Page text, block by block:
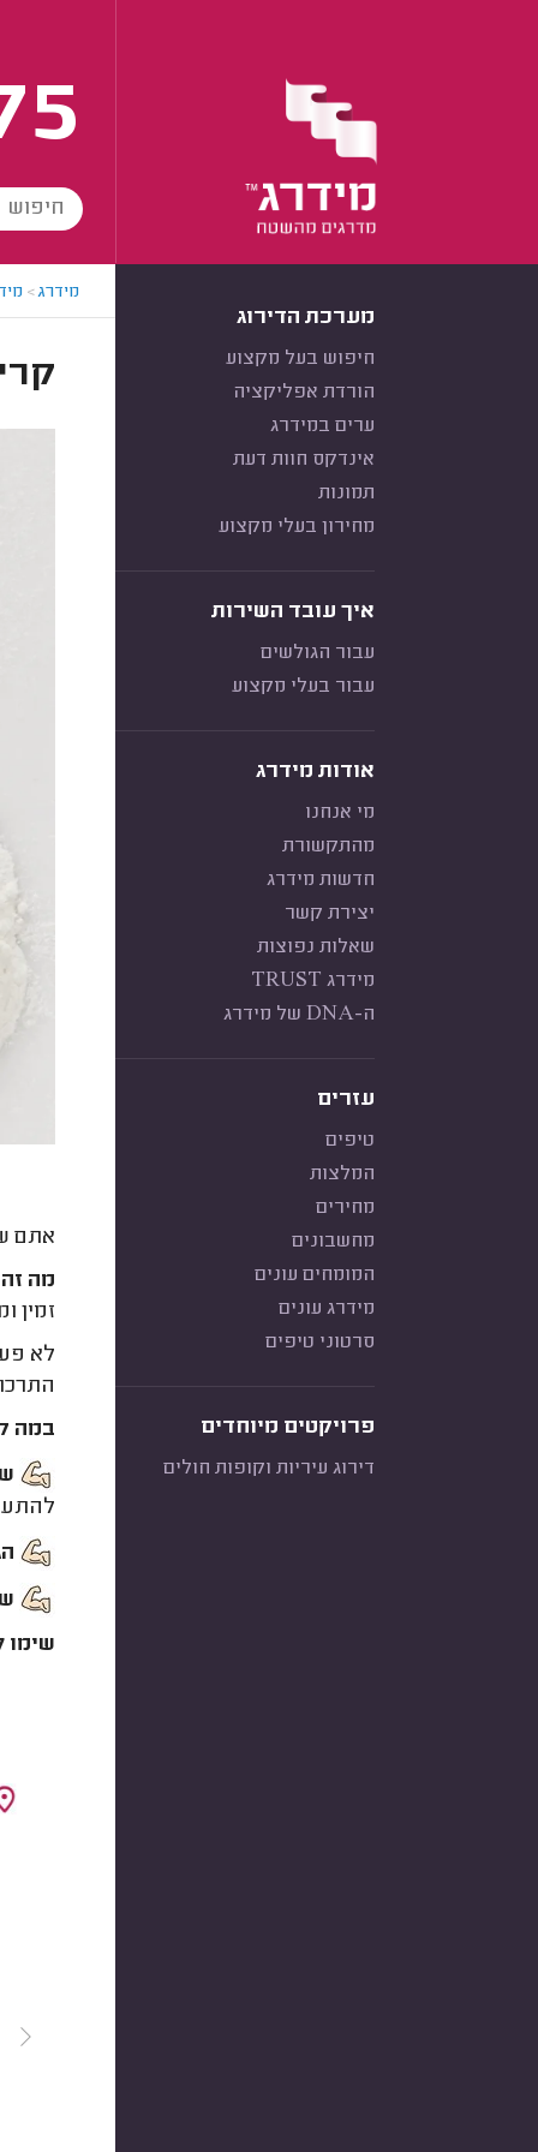
מערכת הדירוג
חיפוש בעל מקצוע
הורדת אפליקציה
ערים במידרג
אינדקס חוות דעת
תמונות
מחירון בעלי מקצוע
איך עובד השירות
עבור הגולשים
עבור בעלי מקצוע
אודות מידרג
מי אנחנו
מהתקשורת
חדשות מידרג
יצירת קשר
שאלות נפוצות
מידרג TRUST
ה-DNA של מידרג
עזרים
טיפים
המלצות
מחירים
מחשבונים
המומחים עונים
מידרג עונים
סרטוני טיפים
פרויקטים מיוחדים
דירוג עיריות וקופות חולים
מידרג>
אתם
מה
זמין
לא
במה
שימו